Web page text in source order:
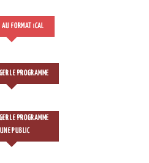
AU FORMAT CAL
LE PROGRAMME
LE PROGRAMME
PUBLIC